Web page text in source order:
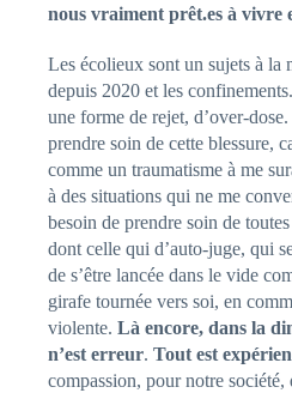
nous vraimentprêt.es à vivre
Les écolieux sont un sujets à la
depuis 2020 et les
une forme de rejet, d’over-
prendre soin de cette blessure,
comme un traumatisme à me
à des situations qui ne me
besoin de prendre soin de
dont celle qui d’auto-juge, qui
de s’être lancée dans le vide
girafe tournée vers soi, en
violente. Là encore, dans la
n’est erreur. Tout est
compassion, pour notre